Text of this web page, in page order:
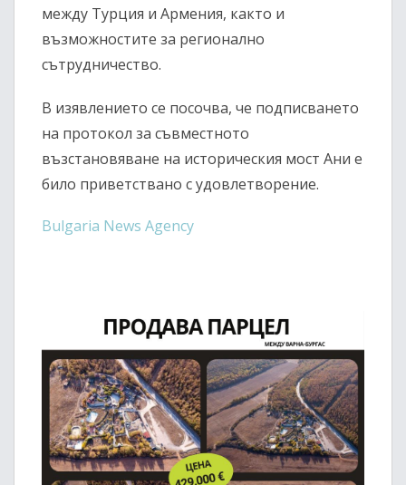
между Турция и Армения, както и
възможностите за регионално
сътрудничество.
В изявлението се посочва, че подписването
на протокол за съвместното
възстановяване на историческия мост Ани е
било приветствано с удовлетворение.
Bulgaria News Agency